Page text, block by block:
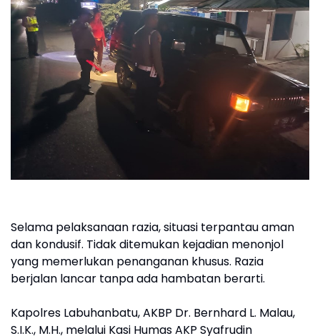
Selama pelaksanaan razia, situasi terpantau aman
dan kondusif. Tidak ditemukan kejadian menonjol
yang memerlukan penanganan khusus. Razia
berjalan lancar tanpa ada hambatan berarti.
Kapolres Labuhanbatu, AKBP Dr. Bernhard L. Malau,
S.I.K., M.H., melalui Kasi Humas AKP Syafrudin